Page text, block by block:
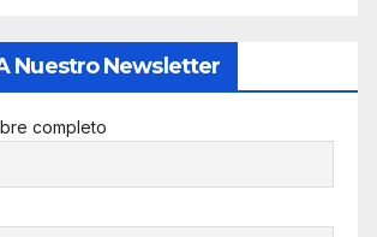
Nuestro Newsletter
completo